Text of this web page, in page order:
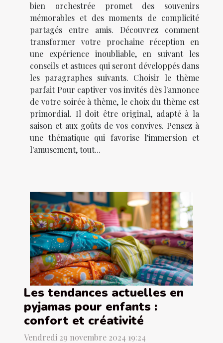
bien orchestrée promet des souvenirs
mémorables et des moments de complicité
partagés entre amis. Découvrez comment
transformer votre prochaine réception en
une expérience inoubliable, en suivant les
conseils et astuces qui seront développés dans
les paragraphes suivants. Choisir le thème
parfait Pour captiver vos invités dès l'annonce
de votre soirée à thème, le choix du thème est
primordial. Il doit être original, adapté à la
saison et aux goûts de vos convives. Pensez à
une thématique qui favorise l'immersion et
l'amusement, tout...
Les tendances actuelles en
pyjamas pour enfants :
confort et créativité
Vendredi 29 novembre 2024 19:24